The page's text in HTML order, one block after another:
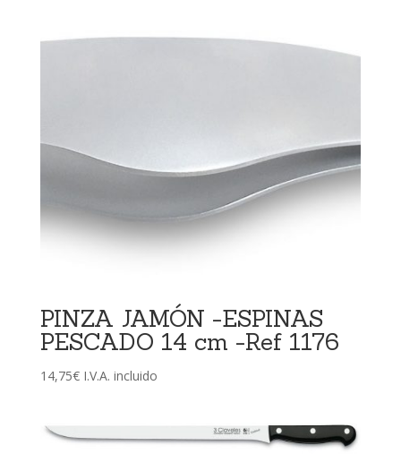
PINZA JAMÓN -ESPINAS
PESCADO 14 cm -Ref 1176
14,75€ I.V.A. incluido